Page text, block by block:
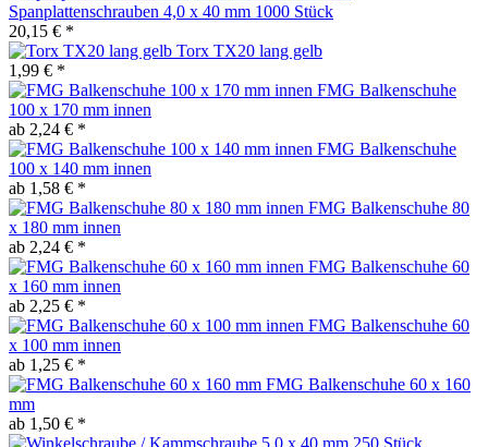
Spanplattenschrauben 4,0 x 40 mm 1000 Stück
20,15 € *
Torx TX20 lang gelb
1,99 € *
FMG Balkenschuhe
100 x 170 mm innen
ab 2,24 € *
FMG Balkenschuhe
100 x 140 mm innen
ab 1,58 € *
FMG Balkenschuhe 80
x 180 mm innen
ab 2,24 € *
FMG Balkenschuhe 60
x 160 mm innen
ab 2,25 € *
FMG Balkenschuhe 60
x 100 mm innen
ab 1,25 € *
FMG Balkenschuhe 60 x 160
mm
ab 1,50 € *